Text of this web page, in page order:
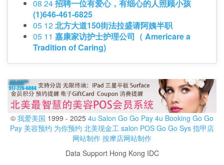
08 24招聘一位有爱心，有细心的人照顾小孩
(1)646-461-6825
05 12北方大道150街法拉盛请阿姨半职
05 11 嘉康家访护士护理公司（ Americare a
Tradition of Caring)
© 我爱美国 1999 - 2025 4u Salon Go Go Pay 4u Booking Go Go
Pay 美容预约 为你预约 北美现金工 salon POS Go Go Sys 指甲店
网站制作 按摩店网站制作
Data Support Hong Kong IDC